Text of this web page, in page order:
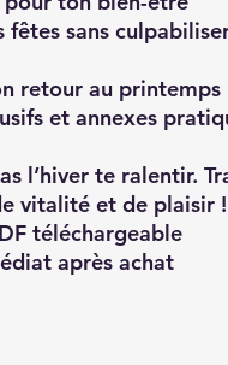
fêtes sans
retour au printemps
et annexes
l’hiver te ralentir.
vitalité et de plaisir !
téléchargeable
après achat